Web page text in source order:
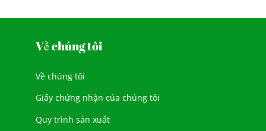
Về chúng tôi
Về chúng tôi
Giấy chứng nhận của chúng tôi
Quy trình sản xuất